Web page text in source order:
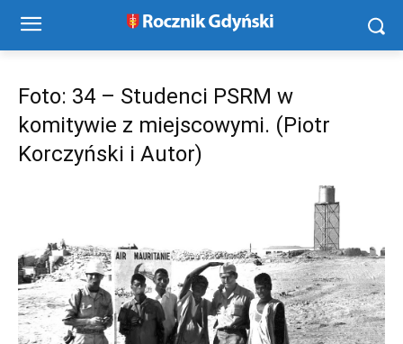
Foto: 34 – Studenci PSRM w
komitywie z miejscowymi. (Piotr
Korczyński i Autor)